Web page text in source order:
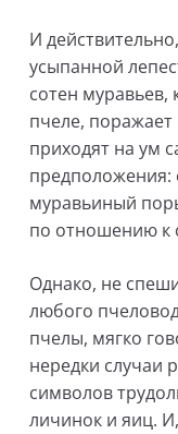
И
усыпанной
сотен
пчеле,
приходят на ум
предположения:
муравьиный
по отношению к
Однако, не
любого
пчелы, мягко
нередки случаи
символов
личинок и яиц.